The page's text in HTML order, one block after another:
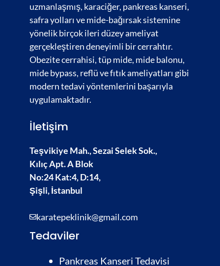
uzmanlaşmış, karaciğer, pankreas kanseri,
safra yolları vemide-bağırsaksistemine
yönelik birçok ileri düzey ameliyat
gerçekleştiren deneyimli bir cerrahtır.
Obezite cerrahisi,tüp mide, mide balonu,
mide bypass, reflü ve fıtık ameliyatları gibi
modern tedavi yöntemlerini başarıyla
uygulamaktadır.
İletişim
Teşvikiye Mah., Sezai Selek Sok.,
Kılıç Apt. A Blok
No:24 Kat:4, D:14,
Şişli, İstanbul
karatepeklinik@gmail.com
Tedaviler
Pankreas Kanseri Tedavisi